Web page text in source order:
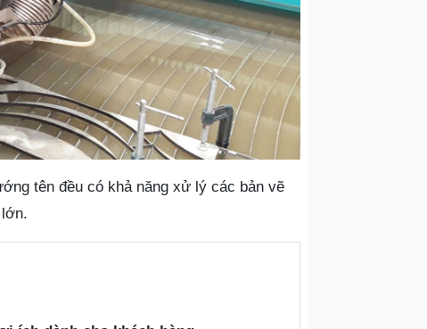
tên đều có khả năng xử lý các bản vẽ